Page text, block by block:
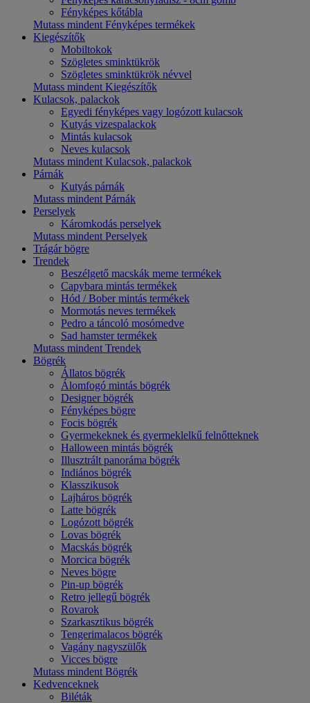
Fényképes kőtábla
Mutass mindent Fényképes termékek
Kiegészítők
Mobiltokok
Szögletes sminktükrök
Szögletes sminktükrök névvel
Mutass mindent Kiegészítők
Kulacsok, palackok
Egyedi fényképes vagy logózott kulacsok
Kutyás vizespalackok
Mintás kulacsok
Neves kulacsok
Mutass mindent Kulacsok, palackok
Párnák
Kutyás párnák
Mutass mindent Párnák
Perselyek
Káromkodás perselyek
Mutass mindent Perselyek
Trágár bögre
Trendek
Beszélgető macskák meme termékek
Capybara mintás termékek
Hód / Bober mintás termékek
Mormotás neves termékek
Pedro a táncoló mosómedve
Sad hamster termékek
Mutass mindent Trendek
Bögrék
Állatos bögrék
Álomfogó mintás bögrék
Designer bögrék
Fényképes bögre
Focis bögrék
Gyermekeknek és gyermeklelkű felnőtteknek
Halloween mintás bögrék
Illusztrált panoráma bögrék
Indiános bögrék
Klasszikusok
Lajháros bögrék
Latte bögrék
Logózott bögrék
Lovas bögrék
Macskás bögrék
Morcica bögrék
Neves bögre
Pin-up bögrék
Retro jellegű bögrék
Rovarok
Szarkasztikus bögrék
Tengerimalacos bögrék
Vagány nagyszülők
Vicces bögre
Mutass mindent Bögrék
Kedvenceknek
Biléták